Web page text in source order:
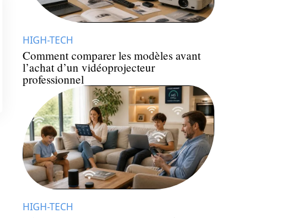
HIGH-TECH
Comment comparer les modèles avant
l’achat d’un vidéoprojecteur
professionnel
HIGH-TECH